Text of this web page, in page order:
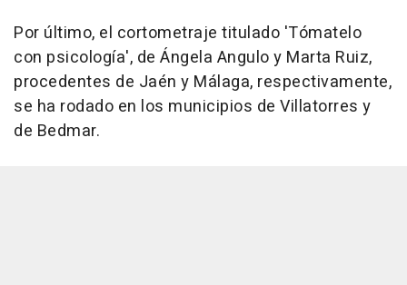
Por último, el cortometraje titulado 'Tómatelo
con psicología', de Ángela Angulo y Marta Ruiz,
procedentes de Jaén y Málaga, respectivamente,
se ha rodado en los municipios de Villatorres y
de Bedmar.